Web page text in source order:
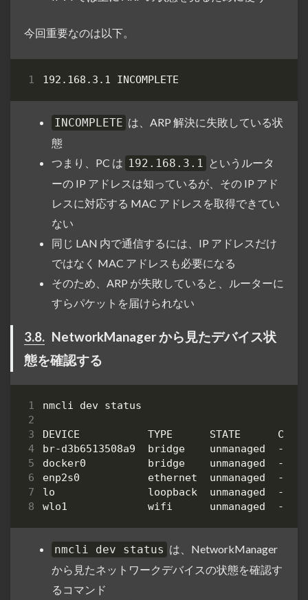
今回重要なのは以下。
INCOMPLETE は、ARP 解決に失敗している状
態
つまり、PC は 192.168.3.1
というルータ
ーの IP アドレスは知っているが、その IP アド
レスに対応する MAC アドレスを取得できてい
ない
同じ LAN 内で通信するには、IP アドレスだけ
ではなく MAC アドレスも必要になる
そのため、ARP が失敗していると、ルーターに
すらパケットを届けられない
3.8. NetworkManager から見たデバイス状
態を確認する
nmcli dev status は、NetworkManager
から見たネットワークデバイスの状態を確認す
るコマンド